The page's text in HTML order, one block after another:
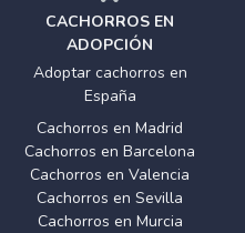
CACHORROS EN
ADOPCIÓN
Adoptar cachorros en
España
Cachorros en Madrid
Cachorros en Barcelona
Cachorros en Valencia
Cachorros en Sevilla
Cachorros en Murcia